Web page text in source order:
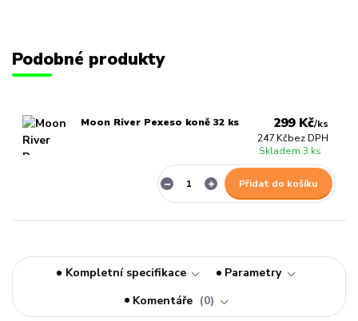
Podobné produkty
Moon River Pexeso koně 32 ks 299 Kč/ks
247 Kčbez DPH
Skladem 3 ks
Přidat do košíku
Kompletní specifikace
Parametry
Komentáře
0